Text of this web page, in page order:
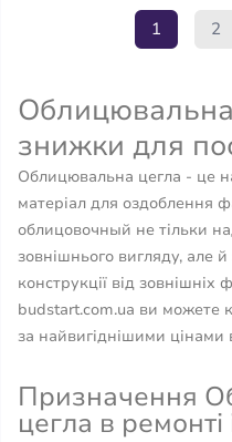
1 2
Облицювальна
знижки для
Облицювальна цегла - це
матеріал для оздоблення
облицовочный не тільки
зовнішнього вигляду, але
конструкції від зовнішніх
budstart.com.ua ви можете
за найвигіднішими цінами
Призначення
цегла в ремонті